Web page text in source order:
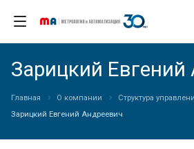
Зарицкий Евгений
Главная О компании Структура
Зарицкий Евгений Андреевич